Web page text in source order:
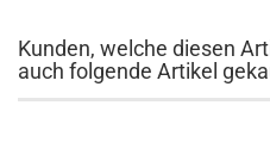
Kunden, welche diesen
auch folgende Artikel